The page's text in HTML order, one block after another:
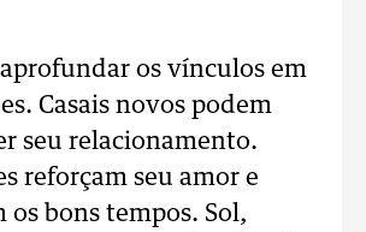
os vínculos em
Casais novos podem
seu relacionamento.
reforçam seu amor e
os bons tempos. Sol,